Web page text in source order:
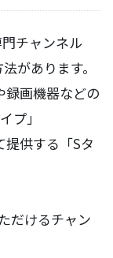
チャンネル
があります。
録画機器などの
プ」
供する「Sタ
だけるチャン